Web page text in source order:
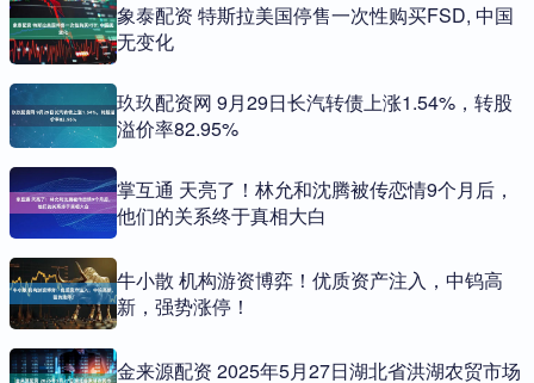
象泰配资 特斯拉美国停售一次性购买FSD, 中国
无变化
玖玖配资网 9月29日长汽转债上涨1.54%，转股
溢价率82.95%
掌互通 天亮了！林允和沈腾被传恋情9个月后，
他们的关系终于真相大白
牛小散 机构游资博弈！优质资产注入，中钨高
新，强势涨停！
金来源配资 2025年5月27日湖北省洪湖农贸市场